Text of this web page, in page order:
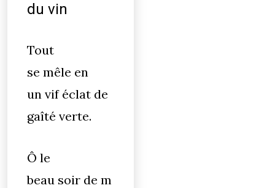
du vin
Tout
se mêle en
un vif éclat de
gaîté verte.
Ô le
beau soir de m